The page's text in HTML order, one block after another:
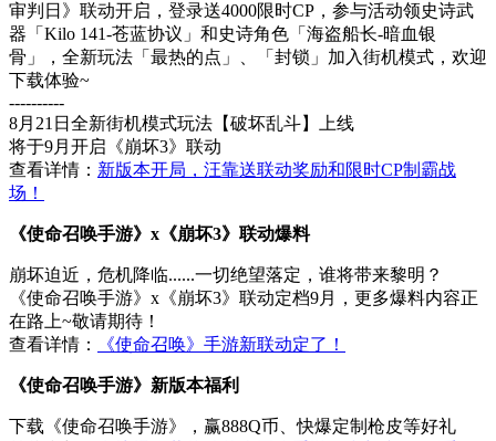
审判日》联动开启，登录送4000限时CP，参与活动领史诗武
器「Kilo 141-苍蓝协议」和史诗角色「海盗船长-暗血银
骨」，全新玩法「最热的点」、「封锁」加入街机模式，欢迎
下载体验~
----------
8月21日全新街机模式玩法【破坏乱斗】上线
将于9月开启《崩坏3》联动
查看详情： 新版本开局，汪靠送联动奖励和限时CP制霸战
场！
《使命召唤手游》x《崩坏3》联动爆料
崩坏迫近，危机降临......一切绝望落定，谁将带来黎明？
《使命召唤手游》x《崩坏3》联动定档9月，更多爆料内容正
在路上~敬请期待！
查看详情：
《使命召唤》手游新联动定了！
《使命召唤手游》新版本福利
下载《使命召唤手游》，赢888Q币、快爆定制枪皮等好礼